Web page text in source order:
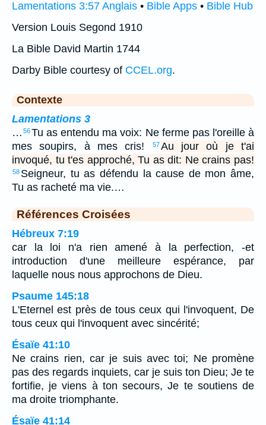
Lamentations 3:57 Anglais • Bible Apps • Bible Hub
Version Louis Segond 1910
La Bible David Martin 1744
Darby Bible courtesy of CCEL.org.
Contexte
Lamentations 3
… 56Tu as entendu ma voix: Ne ferme pas l'oreille à
mes soupirs, à mes cris!
57Au jour où je t'ai
invoqué, tu t'es approché, Tu as dit: Ne crains pas!
58 Seigneur, tu as défendu la cause de mon âme,
Tu as racheté ma vie.…
Références Croisées
Hébreux 7:19
car la loi n'a rien amené à la perfection, -et
introduction d'une meilleure espérance, par
laquelle nous nous approchons de Dieu.
Psaume 145:18
L'Eternel est près de tous ceux qui l'invoquent, De
tous ceux qui l'invoquent avec sincérité;
Ésaïe 41:10
Ne crains rien, car je suis avec toi; Ne promène
pas des regards inquiets, car je suis ton Dieu; Je te
fortifie, je viens à ton secours, Je te soutiens de
ma droite triomphante.
Ésaïe 41:14